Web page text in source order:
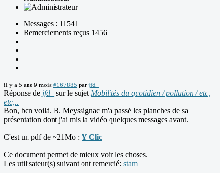
Messages : 11541
Remerciements reçus 1456
il y a 5 ans 9 mois #167885 parjfd_
Réponse de jfd_ sur le sujet Mobilités du quotidien / pollution / etc,
etc,..
Bon, ben voilà. B. Meyssignac m'a passé les planches de sa
présentation dont j'ai mis la vidéo quelques messages avant.
C'est un pdf de ~21Mo : Y Clic
Ce document permet de mieux voir les choses.
Les utilisateur(s) suivant ont remercié: stam